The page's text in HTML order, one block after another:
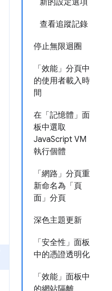
新的設定選項
查看追蹤記錄
停止無限迴圈
「效能」分頁中
的使用者載入時
間
在「記憶體」面
板中選取
JavaScript VM
執行個體
「網路」分頁重
新命名為「頁
面」分頁
深色主題更新
「安全性」面板
中的憑證透明化
「效能」面板中
的網站隔離